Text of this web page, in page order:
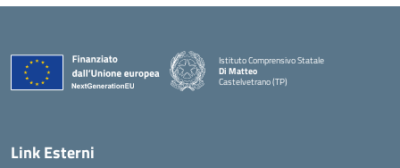
Istituto Comprensivo Statale
Di Matteo
Castelvetrano (TP)
Link Esterni